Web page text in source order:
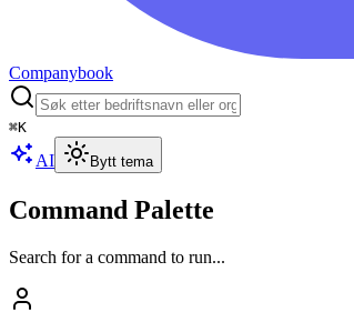
Companybook
⌘K
AI Bytt tema
Command Palette
Search for a command to run...